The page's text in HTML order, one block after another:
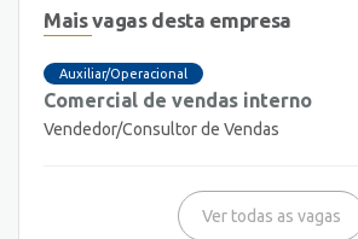
Mais vagas desta empresa
Auxiliar/Operacional
Comercial de vendas interno
Vendedor/Consultor de Vendas
Ver todas as vagas